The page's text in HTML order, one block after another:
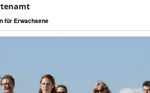
für Erwachsene